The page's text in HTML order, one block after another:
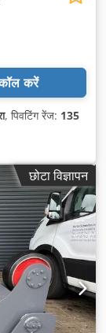
करें
, पिवटिंग रेंज: 135
छोटा विज्ञापन